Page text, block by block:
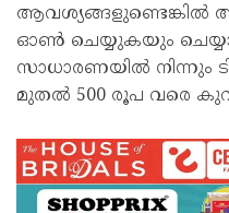
ഓണ്‍ ചെയ്യുകയും
സാധാരണയില്‍ നിന്നും
മുതല്‍ 500 രൂപ വരെ